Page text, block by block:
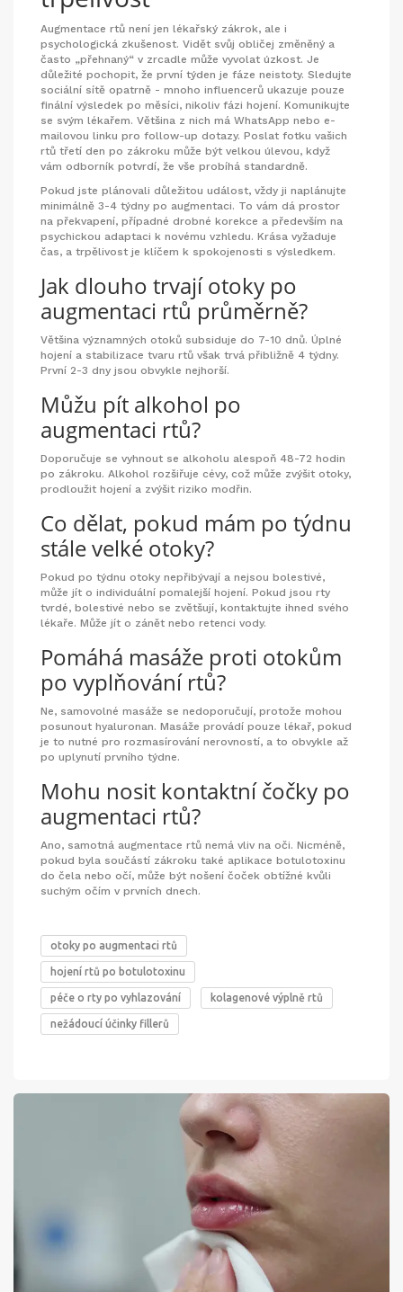
Augmentace rtů není jen lékařský zákrok, ale i
psychologická zkušenost. Vidět svůj obličej změněný a
často „přehnaný“ v zrcadle může vyvolat úzkost. Je
důležité pochopit, že první týden je fáze neistoty. Sledujte
sociální sítě opatrně - mnoho influencerů ukazuje pouze
finální výsledek po měsíci, nikoliv fázi hojení. Komunikujte
se svým lékařem. Většina z nich má WhatsApp nebo e-
mailovou linku pro follow-up dotazy. Poslat fotku vašich
rtů třetí den po zákroku může být velkou úlevou, když
vám odborník potvrdí, že vše probíhá standardně.
Pokud jste plánovali důležitou událost, vždy ji naplánujte
minimálně 3-4 týdny po augmentaci. To vám dá prostor
na překvapení, případné drobné korekce a především na
psychickou adaptaci k novému vzhledu. Krása vyžaduje
čas, a trpělivost je klíčem k spokojenosti s výsledkem.
Jak dlouho trvají otoky po
augmentaci rtů průměrně?
Většina významných otoků subsiduje do 7-10 dnů. Úplné
hojení a stabilizace tvaru rtů však trvá přibližně 4 týdny.
První 2-3 dny jsou obvykle nejhorší.
Můžu pít alkohol po
augmentaci rtů?
Doporučuje se vyhnout se alkoholu alespoň 48-72 hodin
po zákroku. Alkohol rozšiřuje cévy, což může zvýšit otoky,
prodloužit hojení a zvýšit riziko modřin.
Co dělat, pokud mám po týdnu
stále velké otoky?
Pokud po týdnu otoky nepřibývají a nejsou bolestivé,
může jít o individuální pomalejší hojení. Pokud jsou rty
tvrdé, bolestivé nebo se zvětšují, kontaktujte ihned svého
lékaře. Může jít o zánět nebo retenci vody.
Pomáhá masáže proti otokům
po vyplňování rtů?
Ne, samovolné masáže se nedoporučují, protože mohou
posunout hyaluronan. Masáže provádí pouze lékař, pokud
je to nutné pro rozmasírování nerovností, a to obvykle až
po uplynutí prvního týdne.
Mohu nosit kontaktní čočky po
augmentaci rtů?
Ano, samotná augmentace rtů nemá vliv na oči. Nicméně,
pokud byla součástí zákroku také aplikace botulotoxinu
do čela nebo očí, může být nošení čoček obtížné kvůli
suchým očím v prvních dnech.
otoky po augmentaci rtů
hojení rtů po botulotoxinu
péče o rty po vyhlazování kolagenové výplně rtů
nežádoucí účinky fillerů